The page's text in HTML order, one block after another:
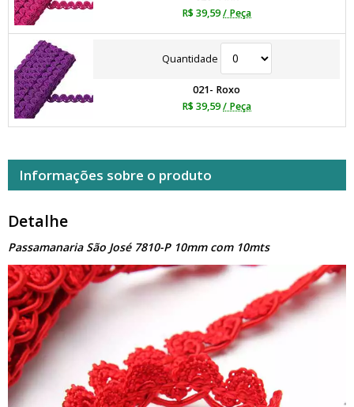
R$ 39,59/ Peça
Quantidade
021- Roxo
R$ 39,59/ Peça
Informações sobre o produto
Detalhe
Passamanaria São José 7810-P 10mm com 10mts